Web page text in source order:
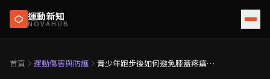
運動新知
NOVAHUB
首頁 運動傷害與防護
青少年跑步後如何避免膝蓋疼痛？